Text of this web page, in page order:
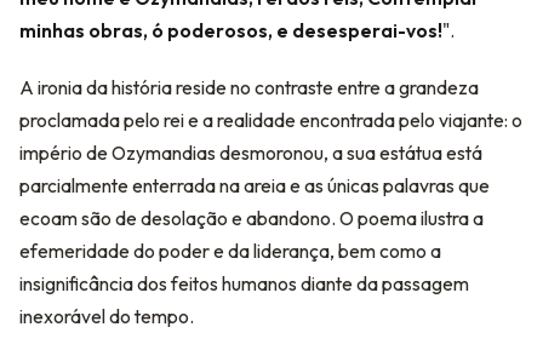
minhas obras, ó poderosos, e desesperai-vos!".
A ironia da história reside no contraste entre a grandeza
proclamada pelo rei e a realidade encontrada pelo viajante: o
império de Ozymandias desmoronou, a sua estátua está
parcialmente enterrada na areia e as únicas palavras que
ecoam são de desolação e abandono. O poema ilustra a
efemeridade do poder e da liderança, bem como a
insignificância dos feitos humanos diante da passagem
inexorável do tempo.